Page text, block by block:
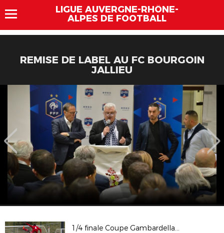
LIGUE AUVERGNE-RHÔNE-
ALPES DE FOOTBALL
REMISE DE LABEL AU FC BOURGOIN
JALLIEU
1/4 finale Coupe Gambardella : OL / RCSA